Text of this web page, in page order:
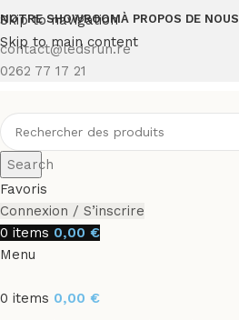
Skip to navigation
Skip to main content
NOTRE SHOWROOMÀ PROPOS DE NOUS
contact@ledsrun.re
0262 77 17 21
Search
Favoris
Connexion / S’inscrire
0 items 0,00 €
Menu
0 items 0,00 €